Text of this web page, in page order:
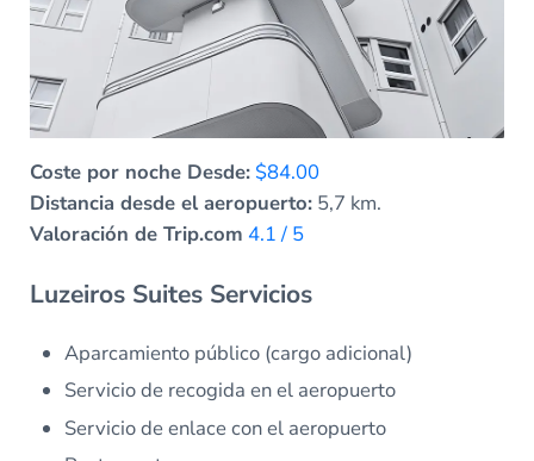
Coste por noche Desde: $84.00
Distancia desde el aeropuerto:5,7 km.
Valoración de Trip.com 4.1 / 5
Luzeiros Suites Servicios
Aparcamiento público (cargo adicional)
Servicio de recogida en el aeropuerto
Servicio de enlace con el aeropuerto